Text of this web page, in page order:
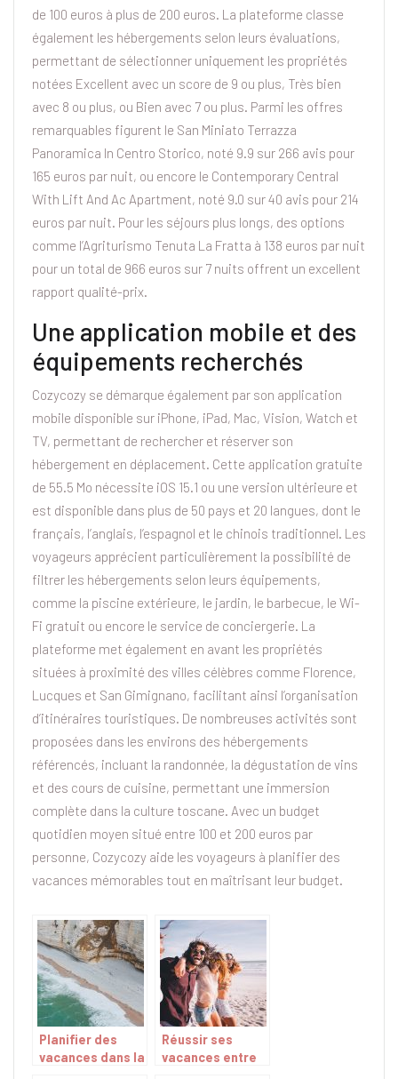
de 100 euros à plus de 200 euros. La plateforme classe
également les hébergements selon leurs évaluations,
permettant de sélectionner uniquement les propriétés
notées Excellent avec un score de 9 ou plus, Très bien
avec 8 ou plus, ou Bien avec 7 ou plus. Parmi les offres
remarquables figurent le San Miniato Terrazza
Panoramica In Centro Storico, noté 9.9 sur 266 avis pour
165 euros par nuit, ou encore le Contemporary Central
With Lift And Ac Apartment, noté 9.0 sur 40 avis pour 214
euros par nuit. Pour les séjours plus longs, des options
comme l’Agriturismo Tenuta La Fratta à 138 euros par nuit
pour un total de 966 euros sur 7 nuits offrent un excellent
rapport qualité-prix.
Une application mobile et des
équipements recherchés
Cozycozy se démarque également par son application
mobile disponible sur iPhone, iPad, Mac, Vision, Watch et
TV, permettant de rechercher et réserver son
hébergement en déplacement. Cette application gratuite
de 55.5 Mo nécessite iOS 15.1 ou une version ultérieure et
est disponible dans plus de 50 pays et 20 langues, dont le
français, l’anglais, l’espagnol et le chinois traditionnel. Les
voyageurs apprécient particulièrement la possibilité de
filtrer les hébergements selon leurs équipements,
comme la piscine extérieure, le jardin, le barbecue, le Wi-
Fi gratuit ou encore le service de conciergerie. La
plateforme met également en avant les propriétés
situées à proximité des villes célèbres comme Florence,
Lucques et San Gimignano, facilitant ainsi l’organisation
d’itinéraires touristiques. De nombreuses activités sont
proposées dans les environs des hébergements
référencés, incluant la randonnée, la dégustation de vins
et des cours de cuisine, permettant une immersion
complète dans la culture toscane. Avec un budget
quotidien moyen situé entre 100 et 200 euros par
personne, Cozycozy aide les voyageurs à planifier des
vacances mémorables tout en maîtrisant leur budget.
Planifier des
vacances dans la
Réussir ses
vacances entre